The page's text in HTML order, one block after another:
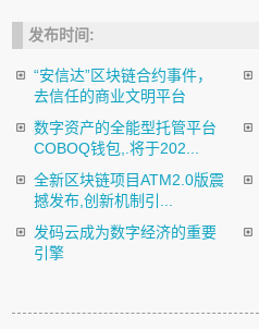
发布时间:
“安信达”区块链合约事件，
去信任的商业文明平台
数字资产的全能型托管平台
COBOQ钱包,.将于202...
全新区块链项目ATM2.0版震
撼发布,创新机制引...
发码云成为数字经济的重要
引擎